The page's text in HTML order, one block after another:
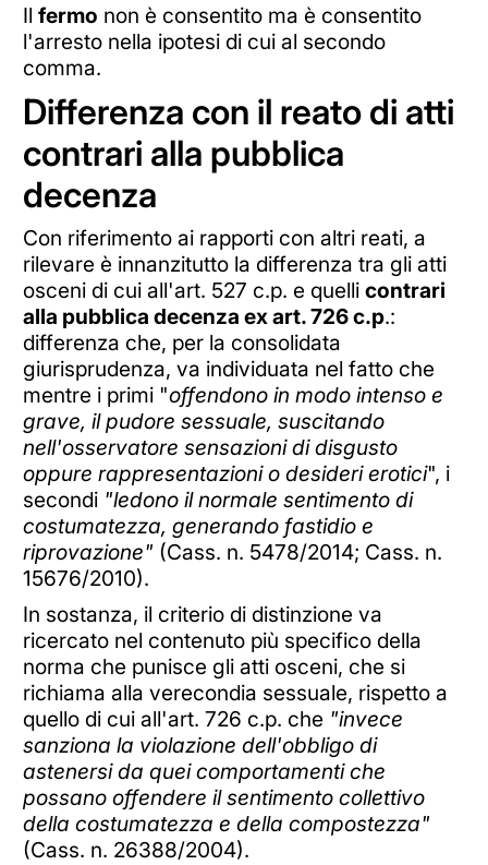
Il fermo non è consentito ma è consentito
l'arresto nella ipotesi di cui al secondo
comma.
Differenza con il reato di atti
contrari alla pubblica
decenza
Con riferimento ai rapporti con altri reati, a
rilevare è innanzitutto la differenza tra gli atti
osceni di cui all'art. 527 c.p. e quelli contrari
alla pubblica decenza ex art. 726 c.p.:
differenza che, per la consolidata
giurisprudenza, va individuata nel fatto che
mentre i primi "offendono in modo intenso e
grave, il pudore sessuale, suscitando
nell'osservatore sensazioni di disgusto
oppure rappresentazioni o desideri erotici", i
secondi "ledono il normale sentimento di
costumatezza, generando fastidio e
riprovazione" (Cass. n. 5478/2014; Cass. n.
15676/2010).
In sostanza, il criterio di distinzione va
ricercato nel contenuto più specifico della
norma che punisce gli atti osceni, che si
richiama alla verecondia sessuale, rispetto a
quello di cui all'art. 726 c.p. che "invece
sanziona la violazione dell'obbligo di
astenersi da quei comportamenti che
possano offendere il sentimento collettivo
della costumatezza e della compostezza"
(Cass. n. 26388/2004).